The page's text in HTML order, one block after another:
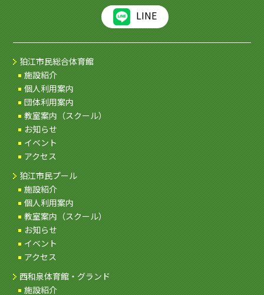
LINE
狛江市民総合体育館
施設紹介
個人利用案内
団体利用案内
教室案内（スクール）
お知らせ
イベント
アクセス
狛江市民プール
施設紹介
個人利用案内
教室案内（スクール）
お知らせ
イベント
アクセス
西和泉体育館・グランド
施設紹介